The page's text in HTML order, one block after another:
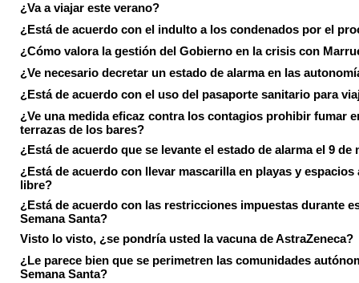
¿Va a viajar este verano?
¿Está de acuerdo con el indulto a los condenados por el
¿Cómo valora la gestión del Gobierno en la crisis con
¿Ve necesario decretar un estado de alarma en las
¿Está de acuerdo con el uso del pasaporte sanitario para
¿Ve una medida eficaz contra los contagios prohibir fumar
terrazas de los bares?
¿Está de acuerdo que se levante el estado de alarma el 9 de
¿Está de acuerdo con llevar mascarilla en playas y espacios
libre?
¿Está de acuerdo con las restricciones impuestas durante
Semana Santa?
Visto lo visto, ¿se pondría usted la vacuna de AstraZeneca?
¿Le parece bien que se perimetren las comunidades
Semana Santa?